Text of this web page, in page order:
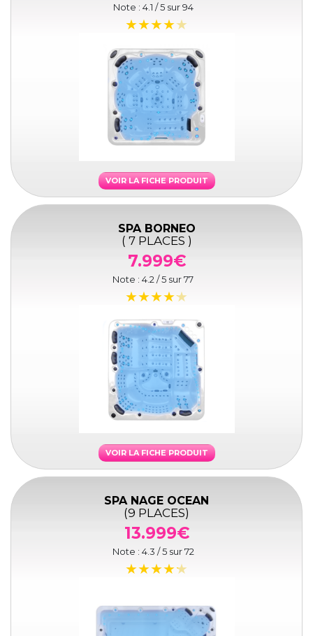
Note : 4.1 / 5 sur94
VOIR LA FICHE PRODUIT
SPA BORNEO
( 7 PLACES )
7.999€
Note : 4.2 / 5 sur77
VOIR LA FICHE PRODUIT
SPA NAGE OCEAN
(9 PLACES)
13.999€
Note : 4.3 / 5 sur72